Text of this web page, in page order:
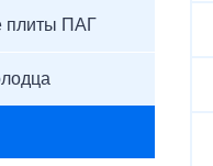
плиты ПАГ